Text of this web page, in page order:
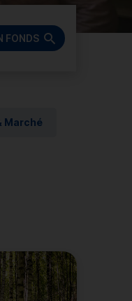
FONDS
Marché